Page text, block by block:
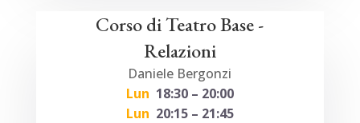
Corso di Teatro Base -
Relazioni
Daniele Bergonzi
Lun 18:30 – 20:00
Lun 20:15– 21:45